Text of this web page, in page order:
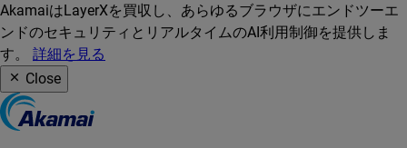
AkamaiはLayerXを買収し、あらゆるブラウザにエンドツーエ
ンドのセキュリティとリアルタイムのAI利用制御を提供しま
す。 詳細を見る
Close